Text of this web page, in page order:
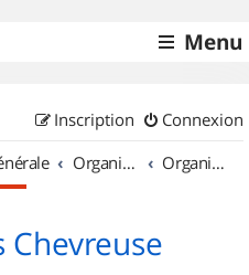
Menu
Connexion
Inscription
Organisation de sorties & Recherche de partenaires Organisation de sorties en région Île de France
Chevreuse